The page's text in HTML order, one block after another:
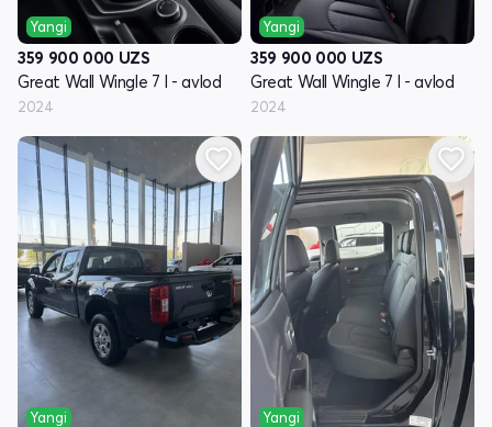
Yangi
359 900 000 UZS
Great Wall Wingle 7 I - avlod
2024
Yangi
359 900 000 UZS
Great Wall Wingle 7 I - avlod
2024
Yangi Yangi